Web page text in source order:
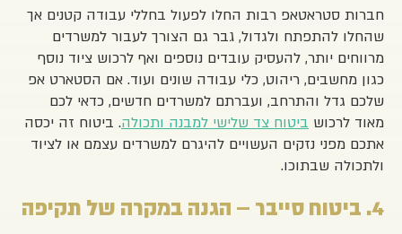
חברות סטראטאפ רבות החלו לפעול בחללי עבודה קטנים אך
שהחלו להתפתח ולגדול, גבר גם הצורך לעבור למשרדים
מרווחים יותר, להעסיק עובדים נוספים ואף לרכוש ציוד נוסף
כגון מחשבים, ריהוט, כלי עבודה שונים ועוד. אם הסטארט אפ
שלכם גדל והתרחב, ועברתם למשרדים חדשים, כדאי לכם
מאוד לרכוש ביטוח צד שלישי למבנה ותכולה. ביטוח זה יכסה
אתכם מפני נזקים העשויים להיגרם למשרדים עצמם או לציוד
ולתכולה שבתוכו.
4. ביטוח סייבר – הגנה במקרה של תקיפה